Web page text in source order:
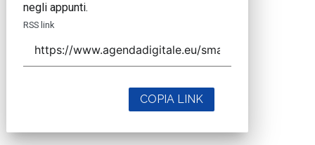
negli appunti.
RSS link
COPIA LINK